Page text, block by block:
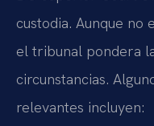
custodia. Aunque no
el tribunal pondera
circunstancias.
relevantes incluyen: